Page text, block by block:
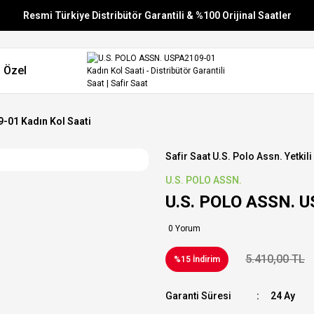
Resmi Türkiye Distribütör Garantili & %100 Orijinal Saatler
Vade Farksız 6 Taksit
Aynı Gün Stoktan Gönderim
Özel
01 Kadın Kol Saati
Safir Saat U.s. Polo Assn. Yetkili
U.S. POLO ASSN.
U.S. POLO ASSN.
0 Yorum
%15 İndirim 5.410,00 TL
Garanti Süresi 24 Ay